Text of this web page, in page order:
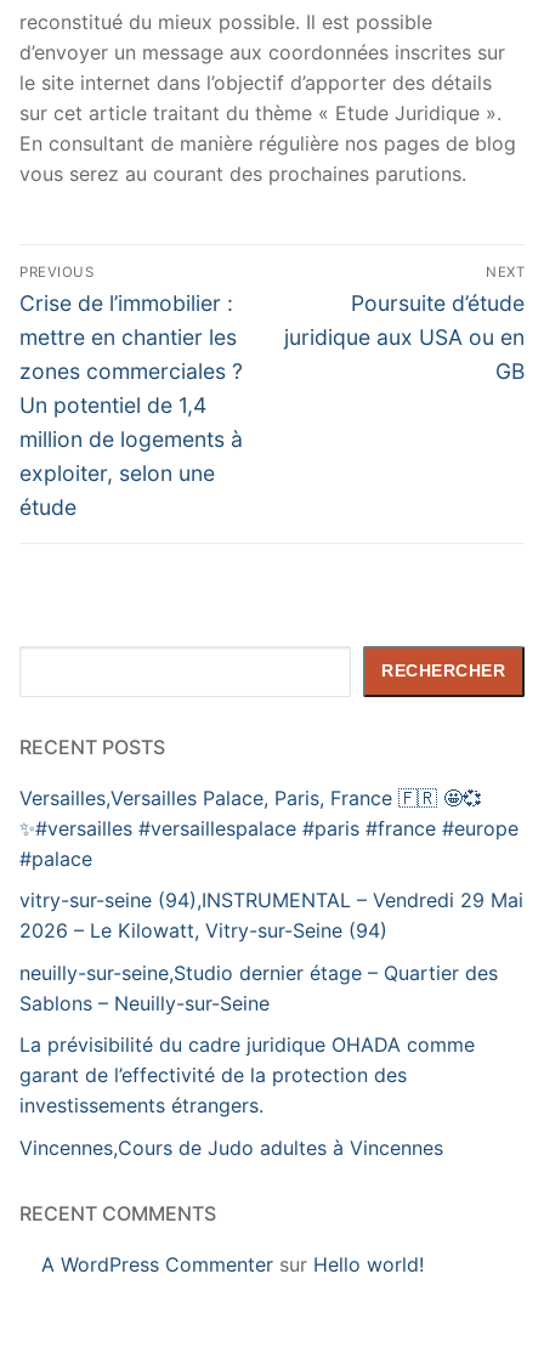
reconstitué du mieux possible. Il est possible
d’envoyer un message aux coordonnées inscrites sur
le site internet dans l’objectif d’apporter des détails
sur cet article traitant du thème « Etude Juridique ».
En consultant de manière régulière nos pages de blog
vous serez au courant des prochaines parutions.
Navigation
de
l’article
PREVIOUS
Previous
post:
Crise de l’immobilier :
mettre en chantier les
zones commerciales ?
Un potentiel de 1,4
million de logements à
exploiter, selon une
étude
NEXT
Next
post:
Poursuite d’étude
juridique aux USA ou en
GB
RECHERCHER
RECENT POSTS
Versailles,Versailles Palace, Paris, France 🇫🇷 🤩💞
✨️#versailles #versaillespalace #paris #france #europe
#palace
vitry-sur-seine (94),INSTRUMENTAL – Vendredi 29 Mai
2026 – Le Kilowatt, Vitry-sur-Seine (94)
neuilly-sur-seine,Studio dernier étage – Quartier des
Sablons – Neuilly-sur-Seine
La prévisibilité du cadre juridique OHADA comme
garant de l’effectivité de la protection des
investissements étrangers.
Vincennes,Cours de Judo adultes à Vincennes
RECENT COMMENTS
A WordPress Commenter sur Hello world!